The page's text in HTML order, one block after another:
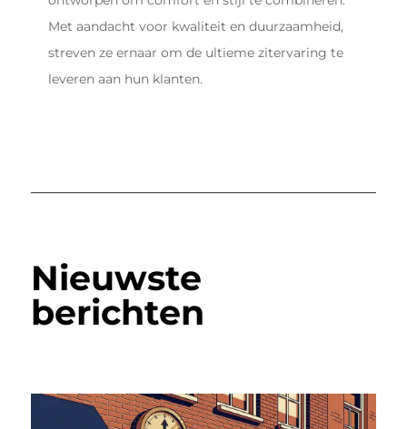
Met aandacht voor kwaliteit en duurzaamheid,
streven ze ernaar om de ultieme zitervaring te
leveren aan hun klanten.
Nieuwste
berichten